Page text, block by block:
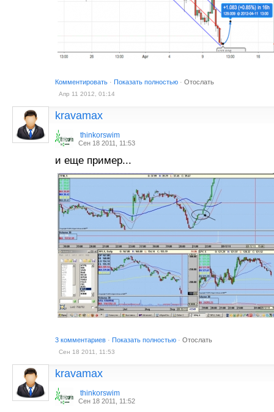
Комментировать · Показать полностью · Отослать
Апр 11 2012, 01:14
kravamax
thinkorswim
Сен 18 2011, 11:53
и еще пример...
3 комментариев · Показать полностью · Отослать
Сен 18 2011, 11:53
kravamax
thinkorswim
Сен 18 2011, 11:52